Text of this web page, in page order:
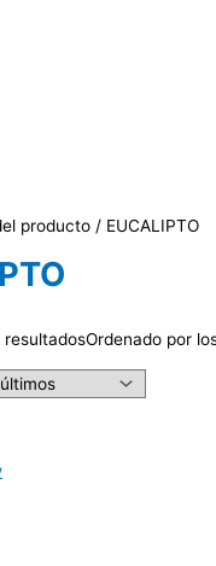
producto / EUCALIPTO
resultadosOrdenado por